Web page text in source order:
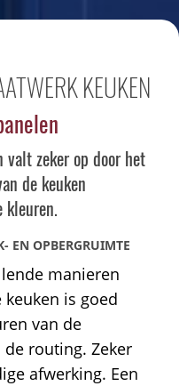
KEUKEN
valt zeker op door het
de keuken
kleuren.
EN OPBERGRUIMTE
manieren
is goed
van de
routing. Zeker
afwerking. Een